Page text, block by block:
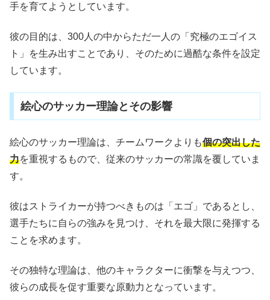
手を育てようとしています。
彼の目的は、300人の中からただ一人の「究極のエゴイス
ト」を生み出すことであり、そのために過酷な条件を設定
しています。
絵心のサッカー理論とその影響
絵心のサッカー理論は、チームワークよりも個の突出した
力を重視するもので、従来のサッカーの常識を覆していま
す。
彼はストライカーが持つべきものは「エゴ」であるとし、
選手たちに自らの強みを見つけ、それを最大限に発揮する
ことを求めます。
その独特な理論は、他のキャラクターに衝撃を与えつつ、
彼らの成長を促す重要な原動力となっています。